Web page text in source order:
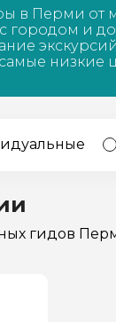
Россия
Кисловодск
Россия
Дербент
в Перми от
городом и
самые
гидов